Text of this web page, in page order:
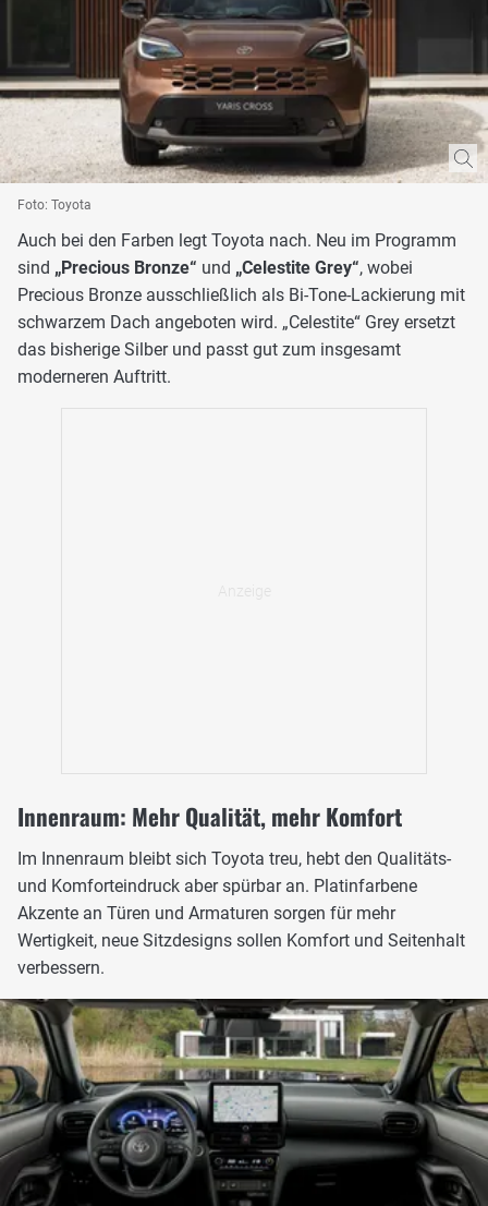
Foto: Toyota
Auch bei den Farben legt Toyota nach. Neu im Programm
sind „Precious Bronze“ und „Celestite Grey“, wobei
Precious Bronze ausschließlich als Bi-Tone-Lackierung mit
schwarzem Dach angeboten wird. „Celestite“ Grey ersetzt
das bisherige Silber und passt gut zum insgesamt
moderneren Auftritt.
Innenraum: Mehr Qualität, mehr Komfort
Im Innenraum bleibt sich Toyota treu, hebt den Qualitäts-
und Komforteindruck aber spürbar an. Platinfarbene
Akzente an Türen und Armaturen sorgen für mehr
Wertigkeit, neue Sitzdesigns sollen Komfort und Seitenhalt
verbessern.